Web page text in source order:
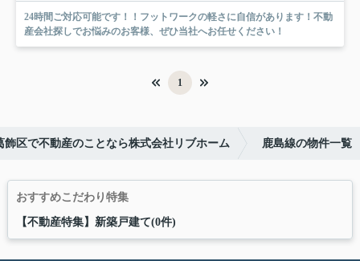
24時間ご対応可能です！！フットワークの軽さに自信があります！不動
産会社探しでお悩みのお客様、ぜひ当社へお任せください！
1
飾区で不動産のことなら株式会社リブホーム 鹿島線の物件一覧
おすすめこだわり特集
【不動産特集】新築戸建て(0件)